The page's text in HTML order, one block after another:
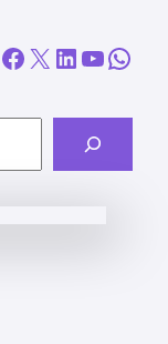
Facebook X LinkedIn YouTube WhatsApp